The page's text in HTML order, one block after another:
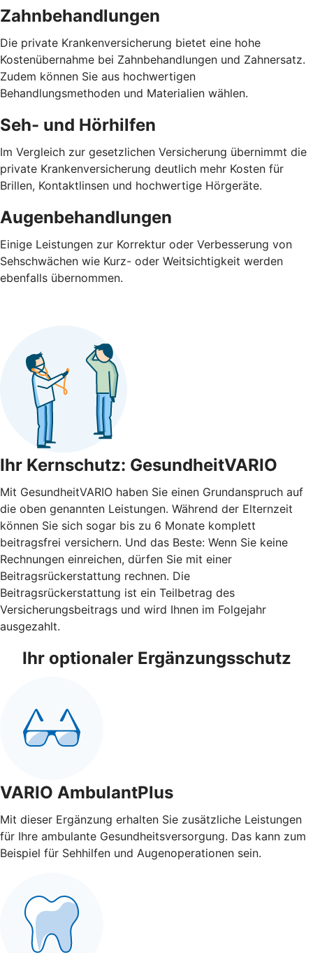
Zahnbehandlungen
Die private Krankenversicherung bietet eine hohe
Kostenübernahme bei Zahnbehandlungen und Zahnersatz.
Zudem können Sie aus hochwertigen
Behandlungsmethoden und Materialien wählen.
Seh- und Hörhilfen
Im Vergleich zur gesetzlichen Versicherung übernimmt die
private Krankenversicherung deutlich mehr Kosten für
Brillen, Kontaktlinsen und hochwertige Hörgeräte.
Augenbehandlungen
Einige Leistungen zur Korrektur oder Verbesserung von
Sehschwächen wie Kurz- oder Weitsichtigkeit werden
ebenfalls übernommen.
Ihr Kernschutz: GesundheitVARIO
Mit GesundheitVARIO haben Sie einen Grundanspruch auf
die oben genannten Leistungen. Während der Elternzeit
können Sie sich sogar bis zu 6 Monate komplett
beitragsfrei versichern. Und das Beste: Wenn Sie keine
Rechnungen einreichen, dürfen Sie mit einer
Beitragsrückerstattung rechnen. Die
Beitragsrückerstattung ist ein Teilbetrag des
Versicherungsbeitrags und wird Ihnen im Folgejahr
ausgezahlt.
Ihr optionaler Ergänzungsschutz
VARIO AmbulantPlus
Mit dieser Ergänzung erhalten Sie zusätzliche Leistungen
für Ihre ambulante Gesundheitsversorgung. Das kann zum
Beispiel für Sehhilfen und Augenoperationen sein.